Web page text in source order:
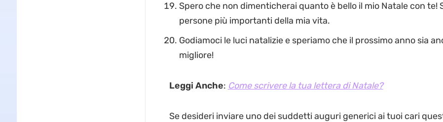
Spero che non dimenticherai quanto è bello il mio Natale con te!
persone più importanti della mia vita.
Godiamoci le luci natalizie e speriamo che il prossimo anno sia
migliore!
Leggi Anche: Come scrivere la tua lettera di Natale?
Se desideri inviare uno dei suddetti auguri generici ai tuoi cari